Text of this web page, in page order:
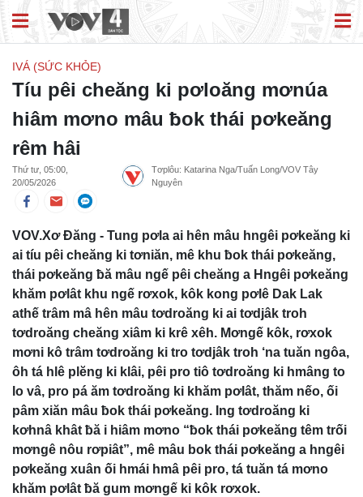
IVÁ (SỨC KHỎE)
Tíu pêi cheăng ki pơloăng mơnúa
hiâm mơno mâu ƀok thái pơkeăng
rêm hâi
Thứ tư, 05:00,
20/05/2026
Tơplôu: Katarina Nga/Tuấn Long/VOV Tây
Nguyên
VOV.Xơ Đăng - Tung pơla ai hên mâu hngêi pơkeăng ki
ai tíu pêi cheăng ki tơniăn, mê khu ƀok thái pơkeăng,
thái pơkeăng ƀă mâu ngế pêi cheăng a Hngêi pơkeăng
khăm pơlât khu ngế rơxok, kôk kong pơlê Dak Lak
athế trâm mâ hên mâu tơdroăng ki ai tơdjâk troh
tơdroăng cheăng xiâm ki krê xêh. Mơngế kôk, rơxok
mơni kô trâm tơdroăng ki tro tơdjâk troh ‘na tuăn ngôa,
ôh tá hlê plĕng ki klâi, pêi pro tiô tơdroăng ki hmâng to
lo vâ, pro pá ăm tơdroăng ki khăm pơlât, thăm nếo, ối
pâm xiăn mâu ƀok thái pơkeăng. Ing tơdroăng ki
kơhnâ khât ƀă i hiâm mơno “ƀok thái pơkeăng têm trối
mơngê nôu rơpiât”, mê mâu bok thái pơkeăng a hngêi
pơkeăng xuân ối hmái hmâ pêi pro, tá tuăn tá mơno
khăm pơlât ƀă gum mơngế ki kôk rơxok.